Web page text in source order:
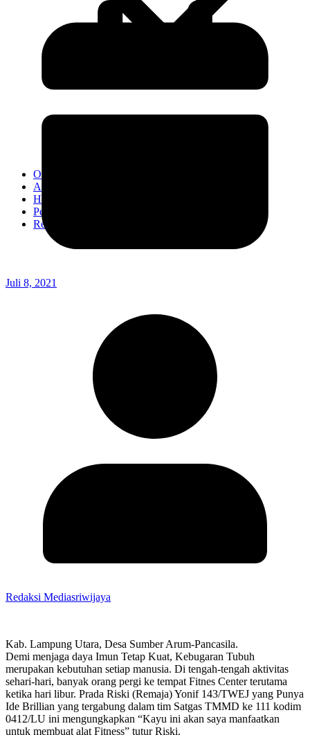
OPINI
Advertorial
Headline
Pedoman Media Ciber
Redaksi
Juli 8, 2021
Redaksi Mediasriwijaya
Kab. Lampung Utara, Desa Sumber Arum-Pancasila.
Demi menjaga daya Imun Tetap Kuat, Kebugaran Tubuh
merupakan kebutuhan setiap manusia. Di tengah-tengah aktivitas
sehari-hari, banyak orang pergi ke tempat Fitnes Center terutama
ketika hari libur. Prada Riski (Remaja) Yonif 143/TWEJ yang Punya
Ide Brillian yang tergabung dalam tim Satgas TMMD ke 111 kodim
0412/LU ini mengungkapkan “Kayu ini akan saya manfaatkan
untuk membuat alat Fitness” tutur Riski.